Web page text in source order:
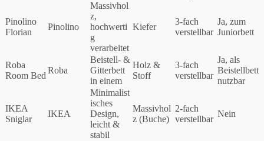
Pinolino
Florian
Pinolino
Massivhol
z,
hochwerti
g
verarbeitet
Kiefer
3-fach
verstellbar
Ja, zum
Juniorbett
Roba
Room Bed
Roba
Beistell- &
Gitterbett
in einem
Holz &
Stoff
3-fach
verstellbar
Ja, als
Beistellbett
nutzbar
IKEA
Sniglar
IKEA
Minimalist
isches
Design,
leicht &
stabil
Massivhol
z (Buche)
2-fach
verstellbar
Nein